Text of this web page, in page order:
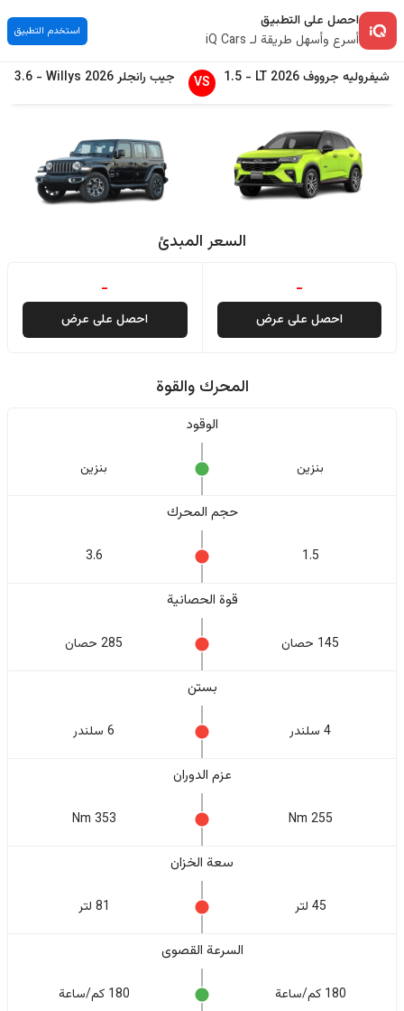
احصل على التطبيق
أسرع وأسهل طريقة لـ iQ Cars
استخدم التطبيق
شيفروليه جرووف2026
LT
-
1.5
VS جيب رانجلر2026
Willys
-
3.6
السعر المبدئ
-
احصل على عرض
-
احصل على عرض
المحرك والقوة
الوقود
بنزين بنزين
حجم المحرك
1.5
3.6
قوة الحصانية
145 حصان 285 حصان
بستن
4 سلندر 6 سلندر
عزم الدوران
255 Nm
353 Nm
سعة الخزان
45 لتر 81 لتر
السرعة القصوى
180 كم/ساعة 180 كم/ساعة